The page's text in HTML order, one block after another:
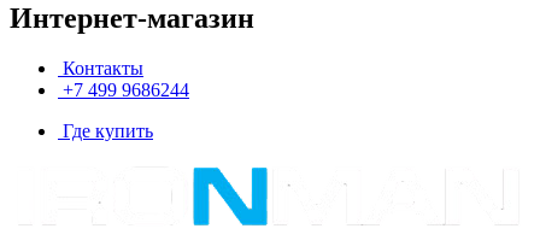
Интернет-магазин
Контакты
+7 499 9686244
Где купить